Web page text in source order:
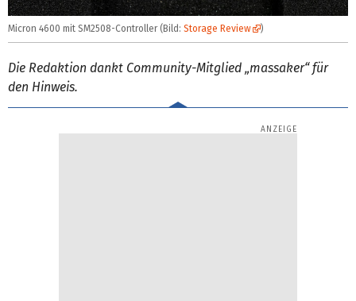
Micron 4600 mit SM2508-Controller (Bild: Storage Review )
Die Redaktion dankt Community-Mitglied „massaker“ für
den Hinweis.